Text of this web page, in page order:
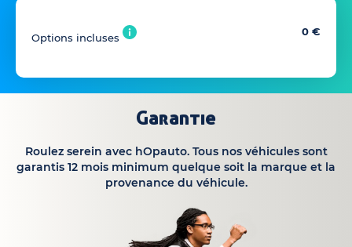
Options incluses 0 €
Garantie
Roulez serein avec hOpauto. Tous nos véhicules sont
garantis 12 mois minimum quelque soit la marque et la
provenance du véhicule.